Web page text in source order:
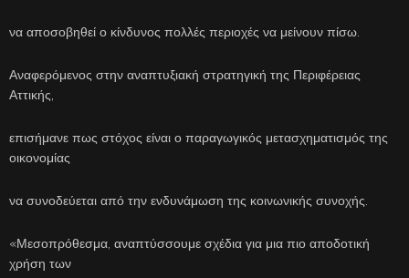
να αποσοβηθεί ο κίνδυνος πολλές περιοχές να μείνουν πίσω.
Αναφερόμενος στην αναπτυξιακή στρατηγική της Περιφέρειας
Αττικής,
επισήμανε πως στόχος είναι ο παραγωγικός μετασχηματισμός της
οικονομίας
να συνοδεύεται από την ενδυνάμωση της κοινωνικής συνοχής.
«Μεσοπρόθεσμα, αναπτύσσουμε σχέδια για μια πιο αποδοτική
χρήση των